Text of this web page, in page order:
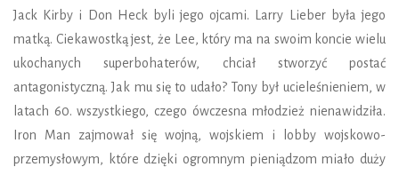
Jack Kirby i Don Heck byli jego ojcami. Larry Lieber była jego
matką. Ciekawostką jest, że Lee, który ma na swoim koncie wielu
ukochanych superbohaterów, chciał stworzyć postać
antagonistyczną. Jak mu się to udało? Tony był ucieleśnieniem, w
latach 60. wszystkiego, czego ówczesna młodzież nienawidziła.
Iron Man zajmował się wojną, wojskiem i lobby wojskowo-
przemysłowym, które dzięki ogromnym pieniądzom miało duży